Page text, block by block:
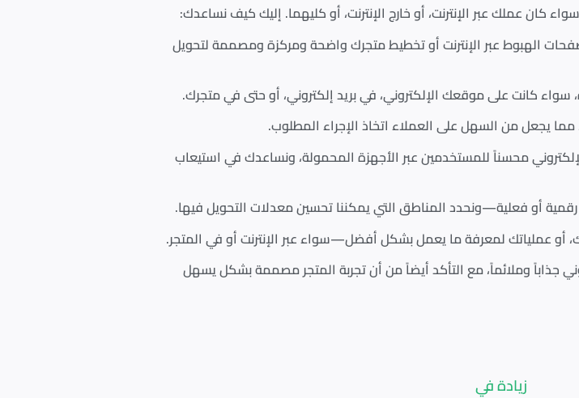
الهبوط عبر الإنترنت أو تخطيط متجرك واضحة ومركزة ومصممة لتحويل
سواء كانت على موقعك الإلكتروني، في بريد إلكتروني، أو حتى في متجرك.
مما يجعل من السهل على العملاء اتخاذ الإجراء المطلوب.
محسناً للمستخدمين عبر الأجهزة المحمولة، ونساعدك في استيعاب
أو فعلية—ونحدد المناطق التي يمكننا تحسين معدلات التحويل فيها.
أو عملياتك لمعرفة ما يعمل بشكل أفضل—سواء عبر الإنترنت أو في المتجر.
وملائماً، مع التأكد أيضاً من أن تجربة المتجر مصممة بشكل يسهل
زيادة في